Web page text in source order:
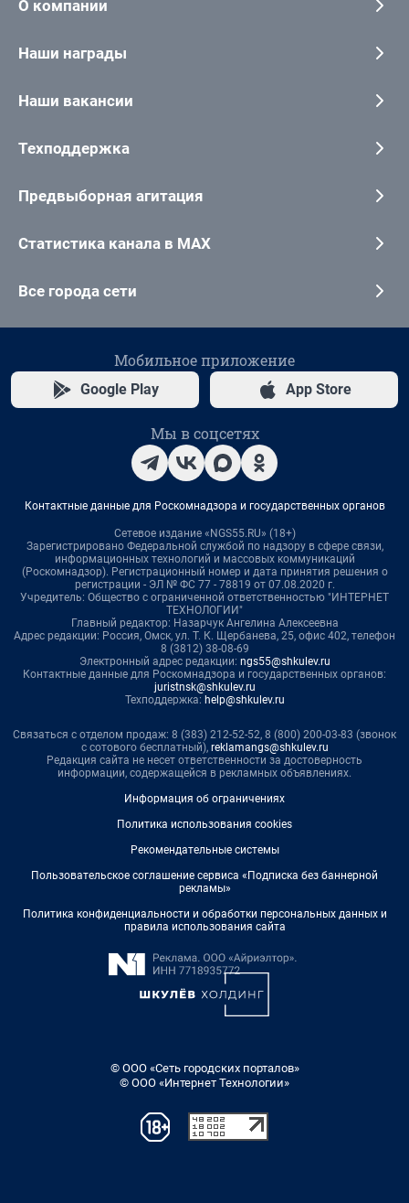
О компании
Наши награды
Наши вакансии
Техподдержка
Предвыборная агитация
Статистика канала в MAX
Все города сети
Мобильное приложение
Google Play App Store
Мы в соцсетях
Контактные данные для Роскомнадзора и государственных органов
Сетевое издание «NGS55.RU» (18+)
Зарегистрировано Федеральной службой по надзору в сфере связи,
информационных технологий и массовых коммуникаций
(Роскомнадзор). Регистрационный номер и дата принятия решения о
регистрации - ЭЛ № ФС 77 - 78819 от 07.08.2020 г.
Учредитель: Общество с ограниченной ответственностью "ИНТЕРНЕТ
ТЕХНОЛОГИИ"
Главный редактор: Назарчук Ангелина Алексеевна
Адрес редакции: Россия, Омск, ул. Т. К. Щербанева, 25, офис 402, телефон
8 (3812) 38-08-69
Электронный адрес редакции: ngs55@shkulev.ru
Контактные данные для Роскомнадзора и государственных органов:
juristnsk@shkulev.ru
Техподдержка: help@shkulev.ru
Связаться с отделом продаж: 8 (383) 212-52-52, 8 (800) 200-03-83 (звонок
с сотового бесплатный), reklamangs@shkulev.ru
Редакция сайта не несет ответственности за достоверность
информации, содержащейся в рекламных объявлениях.
Информация об ограничениях
Политика использования cookies
Рекомендательные системы
Пользовательское соглашение сервиса «Подписка без баннерной
рекламы»
Политика конфиденциальности и обработки персональных данных и
правила использования сайта
© ООО «Сеть городских порталов»
© ООО «Интернет Технологии»